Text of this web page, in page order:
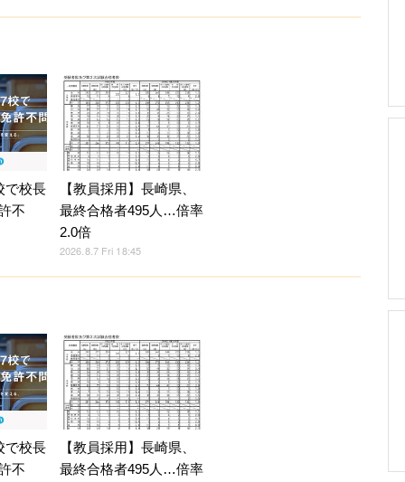
で校長
不
【教員採用】長崎県、
最終合格者495人…倍率
2.0倍
2026.8.7 Fri 18:45
で校長
不
【教員採用】長崎県、
最終合格者495人…倍率